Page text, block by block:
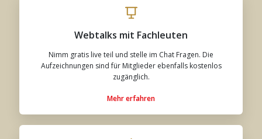
Webtalks mit Fachleuten
Nimm gratis live teil und stelle im Chat Fragen. Die
Aufzeichnungen sind für Mitglieder ebenfalls kostenlos
zugänglich.
Mehr erfahren